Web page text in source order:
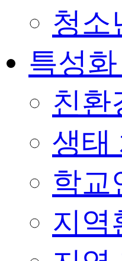
청소
특성
친환
생태
학교
지역